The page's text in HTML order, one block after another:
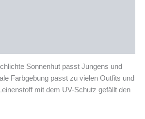
Sonnenhut passt Jungens und
Farbgebung passt zu vielen Outfits und
mit dem UV-Schutz gefällt den